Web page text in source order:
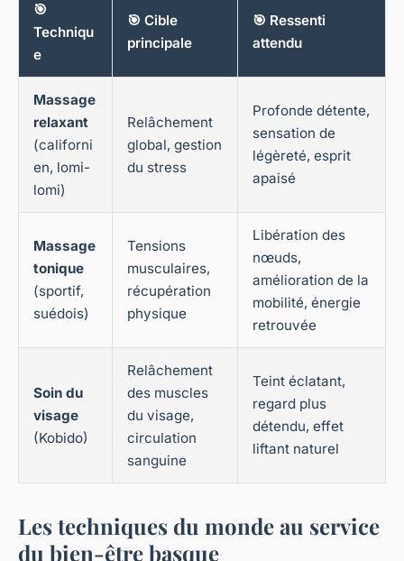
🎯
Techniqu
e
🎯 Cible
principale
🎯 Ressenti
attendu
Massage
relaxant
(californi
en, lomi-
lomi)
Relâchement
global, gestion
du stress
Profonde détente,
sensation de
légèreté, esprit
apaisé
Massage
tonique
(sportif,
suédois)
Tensions
musculaires,
récupération
physique
Libération des
nœuds,
amélioration de la
mobilité, énergie
retrouvée
Soin du
visage
(Kobido)
Relâchement
des muscles
du visage,
circulation
sanguine
Teint éclatant,
regard plus
détendu, effet
liftant naturel
Les techniques du monde au service
du bien-être basque